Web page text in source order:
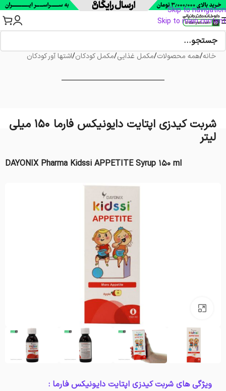
Skip to navigation
Skip to main content
خانه/همه محصولات/مکمل غذایی/مکمل کودکان/اشتها آور کودکان
شربت کیدزی اپتایت دایونیکس فارما 150 میلی
لیتر
DAYONIX Pharma Kidssi APPETITE Syrup 150 ml
ویژگی های شربت کیدزی اپتایت دایونیکس فارما :